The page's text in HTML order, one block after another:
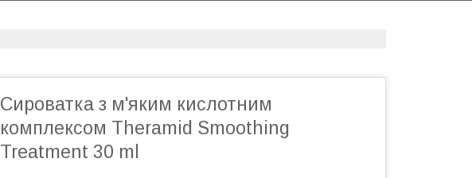
Сироватка з м'яким кислотним
комплексом Theramid Smoothing
Treatment 30 ml